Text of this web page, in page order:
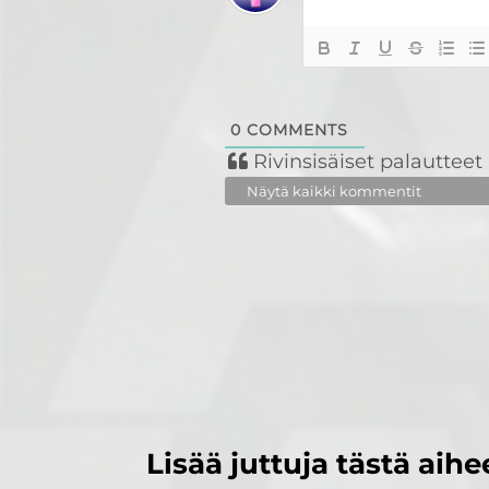
0 COMMENTS
Rivinsisäiset palautteet
Näytä kaikki kommentit
Lisää juttuja tästä